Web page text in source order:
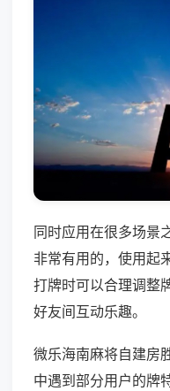
同时应用在很多场景
非常有用的，使用起
打牌时可以合理调整
好友间互动乐趣。
微乐海南麻将自建房
中遇到部分用户的牌